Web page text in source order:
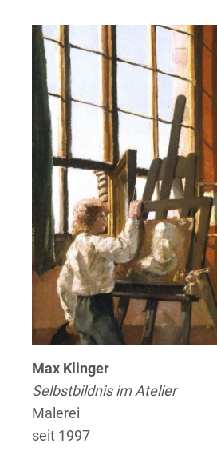
Max Klinger
Selbstbildnis im Atelier
Malerei
seit 1997